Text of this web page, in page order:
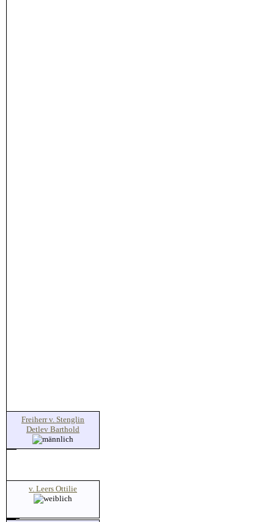
Freiherr v. Stenglin
Detlev Barthold
v. Leers Ottilie